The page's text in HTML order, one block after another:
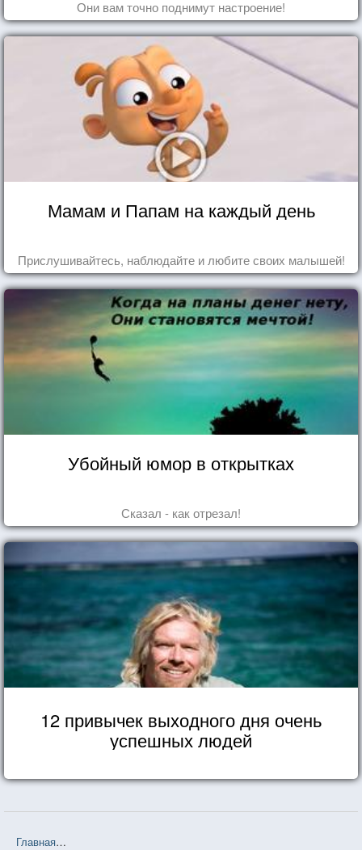
Они вам точно поднимут настроение!
Мамам и Папам на каждый день
Прислушивайтесь, наблюдайте и любите своих малышей!
Убойный юмор в открытках
Сказал - как отрезал!
12 привычек выходного дня очень
успешных людей
Главная